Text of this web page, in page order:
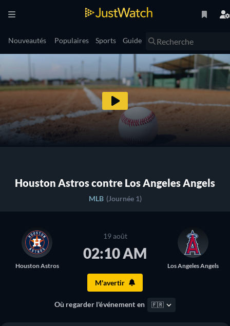
Nouveautés Populaires Sports Guide
Houston Astros contre Los Angeles Angels
MLB (Journée 1)
Houston Astros
19 août
02:10 AM
Los Angeles Angels
M'avertir
Où regarder l'événement en 🇫🇷